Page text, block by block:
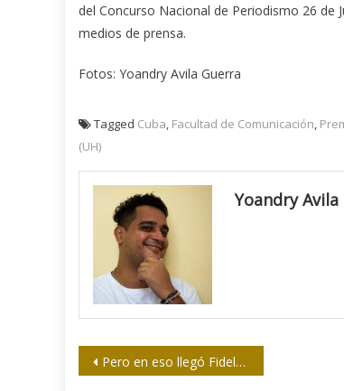
del Concurso Nacional de Periodismo 26 de
medios de prensa.
Fotos: Yoandry Avila Guerra
Tagged Cuba, Facultad de Comunicación,
(UH)
Yoandry
Navegación
Pero en eso llegó Fidel…